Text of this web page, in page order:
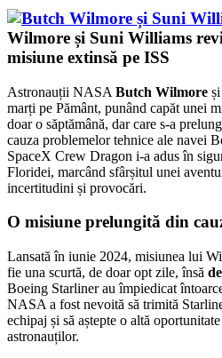
Wilmore și Suni Williams
misiune extinsă pe ISS
Astronauții NASA Butch Wilmore și
marți pe Pământ, punând capăt unei
doar o săptămână, dar care s-a
cauza problemelor tehnice ale navei
SpaceX Crew Dragon i-a adus în
Floridei, marcând sfârșitul unei
incertitudini și provocări.
O misiune prelungită din
Lansată în iunie 2024, misiunea lui
fie una scurtă, de doar opt zile, însă
Boeing Starliner au împiedicat
NASA a fost nevoită să trimită
echipaj și să aștepte o altă
astronauților.